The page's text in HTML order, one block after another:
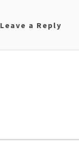
Leave a Reply